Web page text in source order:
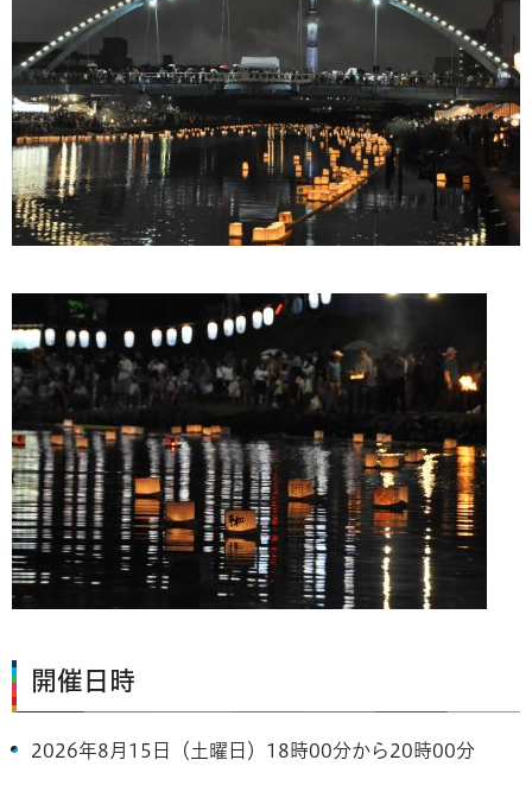
開催日時
2026年8月15日（土曜日）18時00分から20時00分